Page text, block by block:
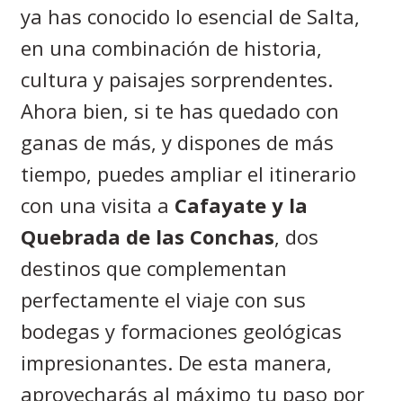
ya has conocido lo esencial de Salta,
en una combinación de historia,
cultura y paisajes sorprendentes.
Ahora bien, si te has quedado con
ganas de más, y dispones de más
tiempo, puedes ampliar el itinerario
con una visita a Cafayate y la
Quebrada de las Conchas, dos
destinos que complementan
perfectamente el viaje con sus
bodegas y formaciones geológicas
impresionantes. De esta manera,
aprovecharás al máximo tu paso por